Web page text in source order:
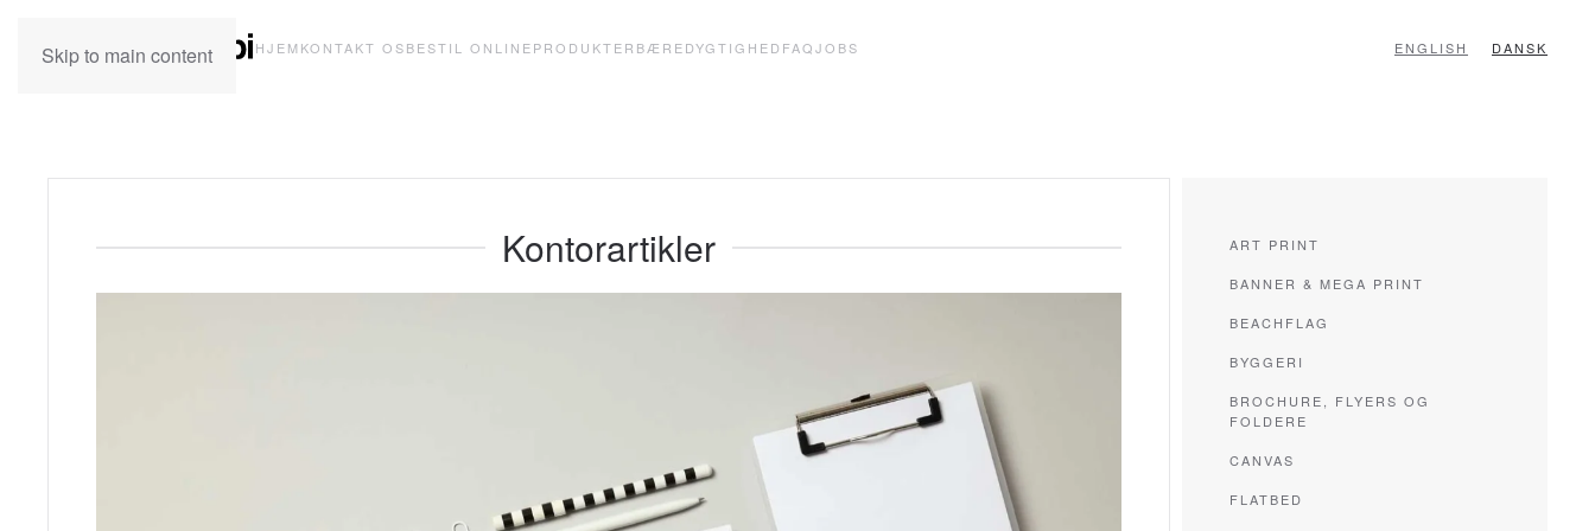
Skip to main content HJEMKONTAKT OSBESTIL ONLINEPRODUKTER BÆREDYGTIGHED FAQJOBS ENGLISH DANSK
Kontorartikler ART PRINT
BANNER & MEGA PRINT
BEACHFLAG
BYGGERI
BROCHURE, FLYERS OG
FOLDERE
CANVAS
FLATBED